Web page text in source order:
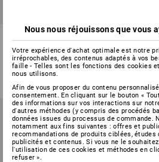
Rubans TZe Brother, 24 mm
1 couleur
à p. de € 20,80
1
à p.
Nous nous réjouissons que vous
Votre expérience d'achat optimale est notre
irréprochables, des contenus adaptés à vos
faille - Telles sont les fonctions des cookies
nous utilisons.
Afin de vous proposer du contenu
consentement. En cliquant sur le bouton «
des informations sur vos interactions sur
d'autres méthodes (y compris des procédés
données issues du processus de commande.
notamment aux fins suivantes : offres et
recommandations de produits ciblées, études
publicités et contenus. Si vous ne le
l'utilisation de ces cookies et méthodes en
refuser ».